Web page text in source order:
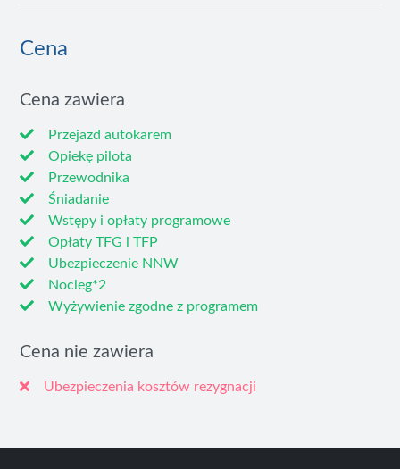
Cena
Cena zawiera
Przejazd autokarem
Opiekę pilota
Przewodnika
Śniadanie
Wstępy i opłaty programowe
Opłaty TFG i TFP
Ubezpieczenie NNW
Nocleg*2
Wyżywienie zgodne z programem
Cena nie zawiera
Ubezpieczenia kosztów rezygnacji